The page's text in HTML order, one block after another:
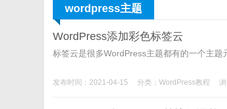
wordpress主题
WordPress添加彩色标签云
标签云是很多WordPress主题都有的一个主题
发布时间：2021-04-15 分类： WordPress教程